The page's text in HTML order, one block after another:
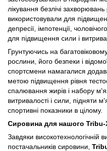
лікування безлічі
використовували для
депресії, імпотенції,
для підвищення сили і
Грунтуючись на
рослини, його безпеки і
спортсмени намагалися
метою підвищення рівня
спалювання жирів і набору
витривалості і сили, підняти
спортивні показники в цілому.
Сировина для нашого Tribu-
Завдяки високотехнологічній
постачальників сировини,